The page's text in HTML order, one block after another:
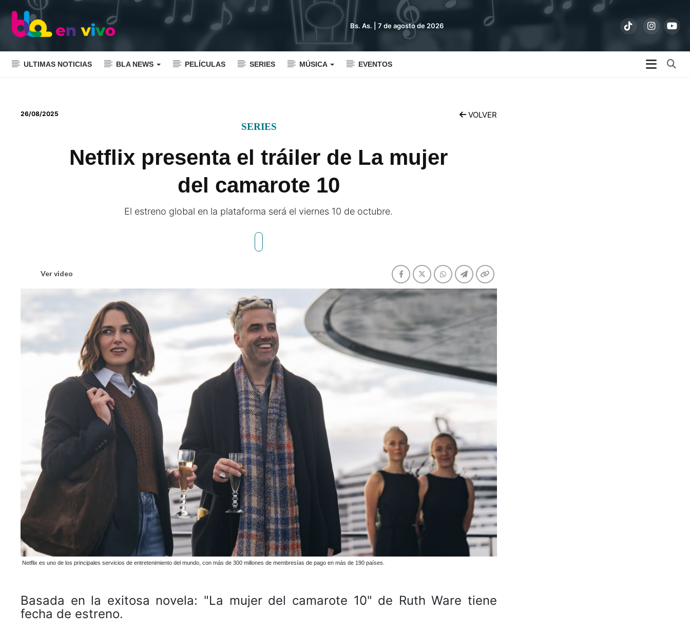
Bs. As. | 7 de agosto de 2026
ULTIMAS NOTICIAS BLA NEWS PELÍCULAS SERIES MÚSICA EVENTOS
26/08/2025 VOLVER
SERIES
Netflix presenta el tráiler de La mujer
del camarote 10
El estreno global en la plataforma será el viernes 10 de octubre.
Ver video
Netflix es uno de los principales servicios de entretenimiento del mundo, con más de 300 millones de membresías de pago en más de 190 países.
Basada en la exitosa novela: "La mujer del camarote 10" de Ruth Ware tiene
fecha de estreno.